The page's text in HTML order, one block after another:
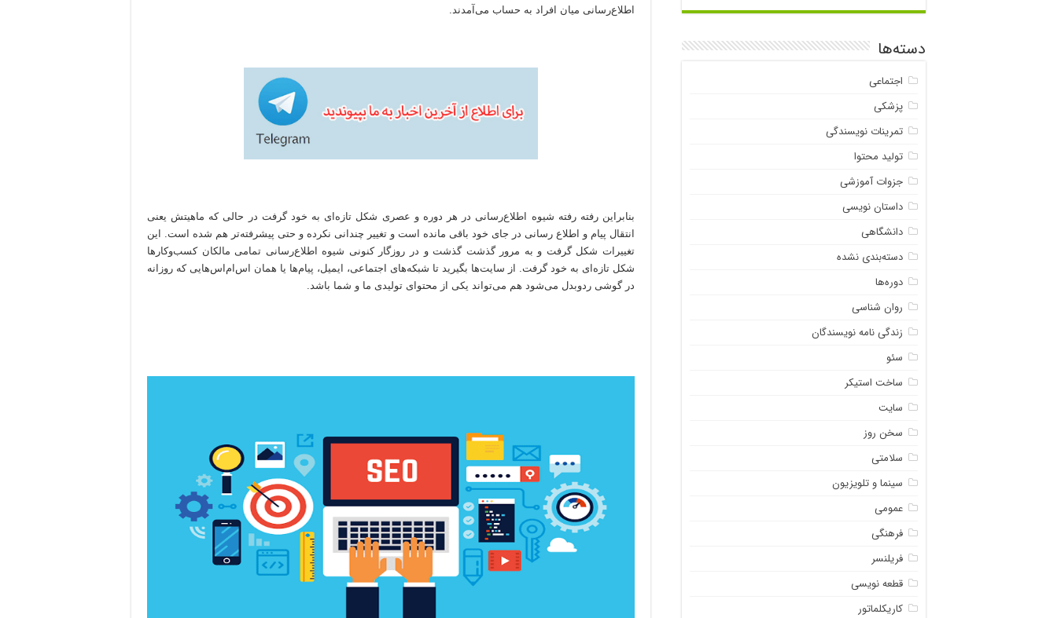
اطلاع‌رسانی میان افراد به حساب می‌آمدند.
بنابراین رفته رفته شیوه اطلاع‌رسانی در هر دوره و عصری شکل تازه‌ای به خود گرفت در حالی که ماهیتش یعنی
انتقال پیام و اطلاع رسانی در جای خود باقی مانده است و تغییر چندانی نکرده و حتی پیشرفته‌تر هم شده است. این
تغییرات شکل گرفت و به مرور گذشت گذشت و در روزگار کنونی شیوه اطلاع‌رسانی تمامی مالکان کسب‌و‌کارها
شکل تازه‌ای به خود گرفت. از سایت‌ها بگیرید تا شبکه‌های اجتماعی، ایمیل، پیام‌ها یا همان اس‌ام‌اس‌هایی که روزانه
در گوشی رد‌وبدل می‌شود هم می‌تواند یکی از محتوای تولیدی ما و شما باشد.
دسته‌ها
اجتماعی
پزشکی
تمرینات نویسندگی
تولید محتوا
جزوات آموزشی
داستان نویسی
دانشگاهی
دسته‌بندی نشده
دوره‌ها
روان شناسی
زندگی نامه نویسندگان
سئو
ساخت استیکر
سایت
سخن روز
سلامتی
سینما و تلویزیون
عمومی
فرهنگی
فریلنسر
قطعه نویسی
کاریکلماتور